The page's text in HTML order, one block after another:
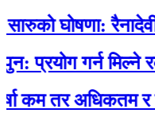
घोषणा: रैनादेवी
गर्न मिल्ने रकेट
तर अधिकतम र